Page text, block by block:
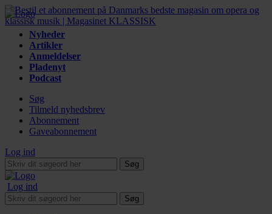
Nyheder
Artikler
Anmeldelser
Pladenyt
Podcast
Søg
Tilmeld nyhedsbrev
Abonnement
Gaveabonnement
Log ind
Søg
Log ind
Søg